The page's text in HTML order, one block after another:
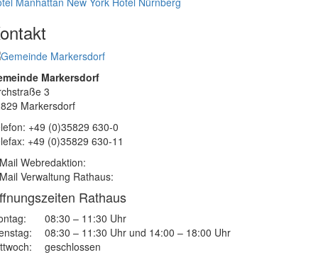
Markersdorf
3
Markersdorf
+49 (0)35829 630-0
+49 (0)35829 630-11
Webredaktion:
Verwaltung Rathaus:
Rathaus
08:30 – 11:30 Uhr
08:30 – 11:30 Uhr und 14:00 – 18:00 Uhr
geschlossen